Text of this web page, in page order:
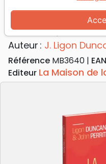
La sanctification
Guide de poche
Auteur : J. Ligon
Référence MB3640 EAN
Editeur La Maison de